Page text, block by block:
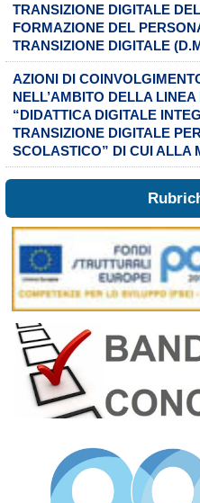
TRANSIZIONE DIGITALE
FORMAZIONE DEL
TRANSIZIONE DIGITALE
AZIONI DI
NELL’AMBITO DELLA
“DIDATTICA DIGITALE
TRANSIZIONE DIGITALE
SCOLASTICO” DI CUI ALLA